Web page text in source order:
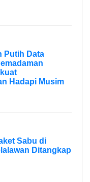
Putih Data
Hadapi Musim
Sabu di
Ditangkap